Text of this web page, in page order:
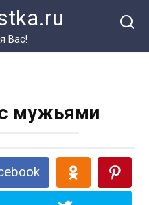
Вас!
мужьями